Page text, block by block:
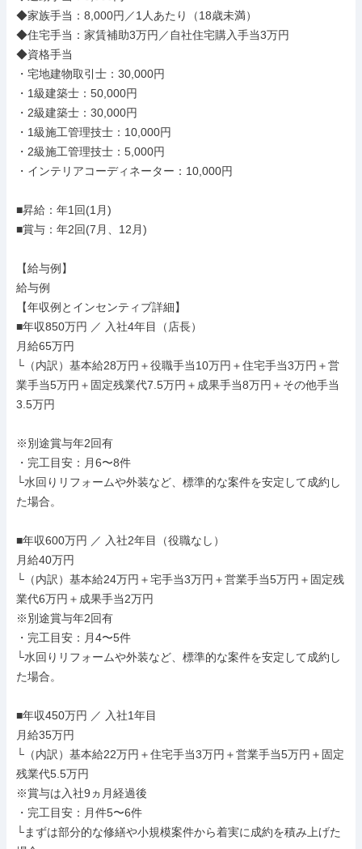
◆家族手当：8,000円／1人あたり（18歳未満）
◆住宅手当：家賃補助3万円／自社住宅購入手当3万円
◆資格手当
・宅地建物取引士：30,000円
・1級建築士：50,000円
・2級建築士：30,000円
・1級施工管理技士：10,000円
・2級施工管理技士：5,000円
・インテリアコーディネーター：10,000円
■昇給：年1回(1月)
■賞与：年2回(7月、12月)
【給与例】
給与例
【年収例とインセンティブ詳細】
■年収850万円 ／ 入社4年目（店長）
月給65万円
└（内訳）基本給28万円＋役職手当10万円＋住宅手当3万円＋営
業手当5万円＋固定残業代7.5万円＋成果手当8万円＋その他手当
3.5万円
※別途賞与年2回有
・完工目安：月6〜8件
└水回りリフォームや外装など、標準的な案件を安定して成約し
た場合。
■年収600万円 ／ 入社2年目（役職なし）
月給40万円
└（内訳）基本給24万円＋宅手当3万円＋営業手当5万円＋固定残
業代6万円＋成果手当2万円
※別途賞与年2回有
・完工目安：月4〜5件
└水回りリフォームや外装など、標準的な案件を安定して成約し
た場合。
■年収450万円 ／ 入社1年目
月給35万円
└（内訳）基本給22万円＋住宅手当3万円＋営業手当5万円＋固定
残業代5.5万円
※賞与は入社9ヵ月経過後
・完工目安：月件5〜6件
└まずは部分的な修繕や小規模案件から着実に成約を積み上げた